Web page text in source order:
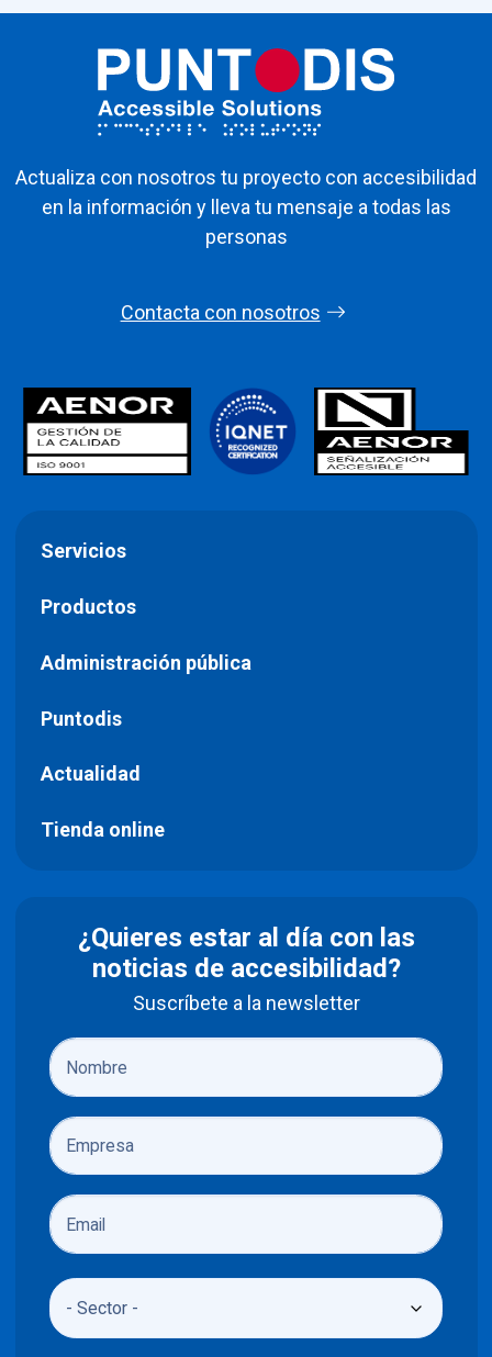
Actualiza con nosotros tu proyecto con accesibilidad
en la información y lleva tu mensaje a todas las
personas
Contacta con nosotros
Servicios
Productos
Administración pública
Puntodis
Actualidad
Tienda online
¿Quieres estar al día con las
noticias de accesibilidad?
Suscríbete a la newsletter